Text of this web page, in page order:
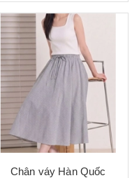
Chân váy Hàn Quốc